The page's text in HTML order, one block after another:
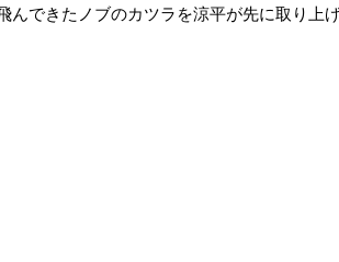
んできたノブのカツラを涼平が先に取り上